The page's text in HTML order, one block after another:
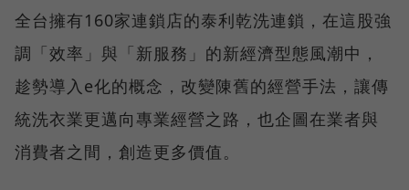
全台擁有160家連鎖店的泰利乾洗連鎖，在這股強
調「效率」與「新服務」的新經濟型態風潮中，
趁勢導入e化的概念，改變陳舊的經營手法，讓傳
統洗衣業更邁向專業經營之路，也企圖在業者與
消費者之間，創造更多價值。